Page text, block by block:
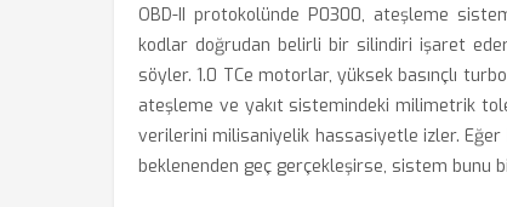
OBD-II protokolünde P0300, ateşleme
kodlar doğrudan belirli bir silindiri işaret
söyler. 1.0 TCe motorlar, yüksek basınçlı
ateşleme ve yakıt sistemindeki milimetrik
verilerini milisaniyelik hassasiyetle izler.
beklenenden geç gerçekleşirse, sistem bunu